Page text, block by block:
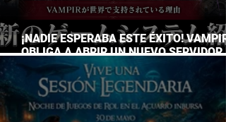
¡NADIE ESPERABA ESTE ÉXITO! VAMPIR
OBLIGA A ABRIR UN NUEVO SERVIDOR
JAPÓN A SOLO DOS DÍAS DE SU
LANZAMIENTO